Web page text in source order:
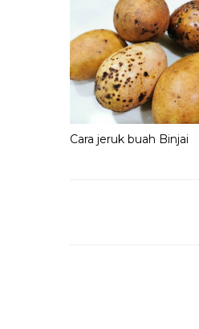
Cara jeruk buah Binjai